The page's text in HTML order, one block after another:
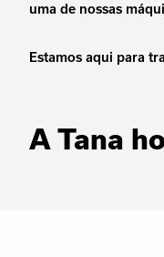
uma de nossas
Estamos aqui para
A Tana